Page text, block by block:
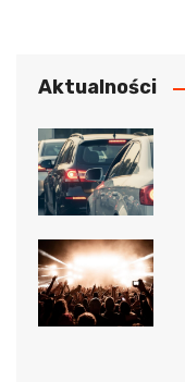
Aktualności